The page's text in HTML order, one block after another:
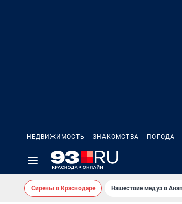
НЕДВИЖИМОСТЬ ЗНАКОМСТВА ПОГОДА
Сирены в Краснодаре Нашествие медуз в